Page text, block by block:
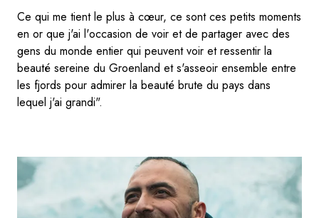
Ce qui me tient le plus à cœur, ce sont ces petits moments
en or que j'ai l'occasion de voir et de partager avec des
gens du monde entier qui peuvent voir et ressentir la
beauté sereine du Groenland et s'asseoir ensemble entre
les fjords pour admirer la beauté brute du pays dans
lequel j'ai grandi".